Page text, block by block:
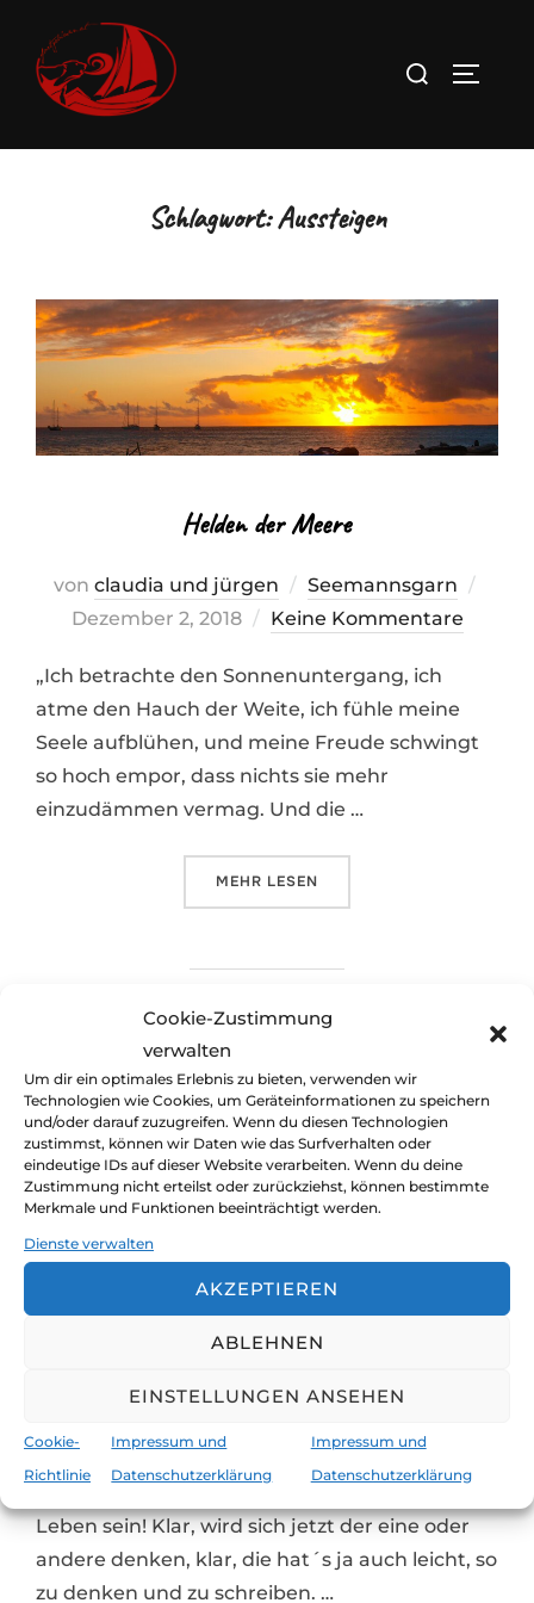
Cookie-Zustimmung
verwalten
Um dir ein optimales Erlebnis zu bieten, verwenden wir
Technologien wie Cookies, um Geräteinformationen zu speichern
und/oder darauf zuzugreifen. Wenn du diesen Technologien
zustimmst, können wir Daten wie das Surfverhalten oder
eindeutige IDs auf dieser Website verarbeiten. Wenn du deine
Zustimmung nicht erteilst oder zurückziehst, können bestimmte
Merkmale und Funktionen beeinträchtigt werden.
Dienste verwalten
AKZEPTIEREN
ABLEHNEN
EINSTELLUNGEN ANSEHEN
Cookie-
Richtlinie
Impressum und
Datenschutzerklärung
Impressum und
Datenschutzerklärung
Inhalt
springen
Suchen
Schlagwort:Aussteigen
Helden der Meere
von claudia und jürgen Seemannsgarn
Dezember 2, 2018 Keine Kommentare
„Ich betrachte den Sonnenuntergang, ich
atme den Hauch der Weite, ich fühle meine
Seele aufblühen, und meine Freude schwingt
so hoch empor, dass nichts sie mehr
einzudämmen vermag. Und die …
MEHR ÜBER „HELDEN DER MEERE“
LESEN
Lebe lieber ungewöhnlich
claudia und jürgen Seemannsgarn
Mai 2, 2016 Keine Kommentare
Leben sein! Klar, wird sich jetzt der eine oder
andere denken, klar, die hat´s ja auch leicht, so
zu denken und zu schreiben. …